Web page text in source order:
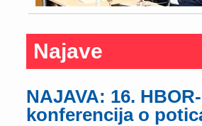
Najave
NAJAVA: 16.
konferencija o